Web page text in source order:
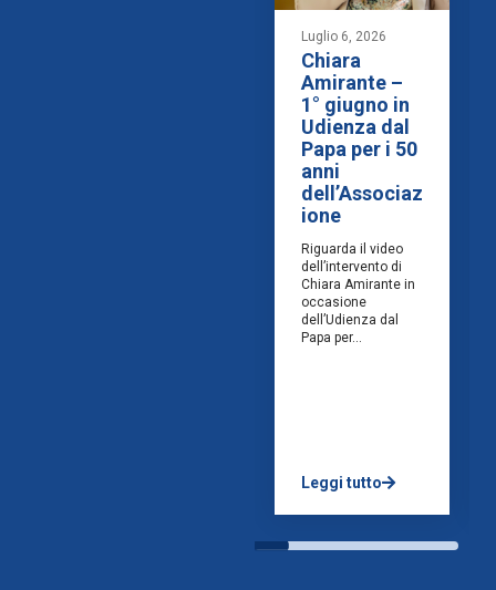
Luglio 6, 2026
Chiara
Amirante –
1° giugno in
Udienza dal
Papa per i 50
anni
dell’Associaz
ione
Riguarda il video
dell’intervento di
Chiara Amirante in
occasione
dell’Udienza dal
Papa per...
Leggi tutto